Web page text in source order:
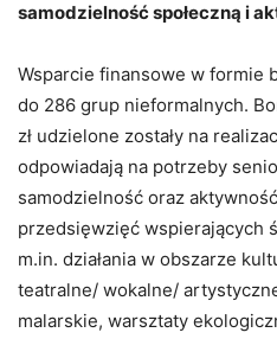
samodzielność społeczną i
Wsparcie finansowe w formie
do 286 grup nieformalnych.
zł udzielone zostały na
odpowiadają na potrzeby
samodzielność oraz
przedsięwzięć wspierających
m.in. działania w obszarze
teatralne/ wokalne/
malarskie, warsztaty